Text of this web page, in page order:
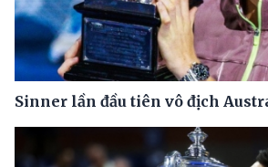
Sinner lần đầu tiên vô địch